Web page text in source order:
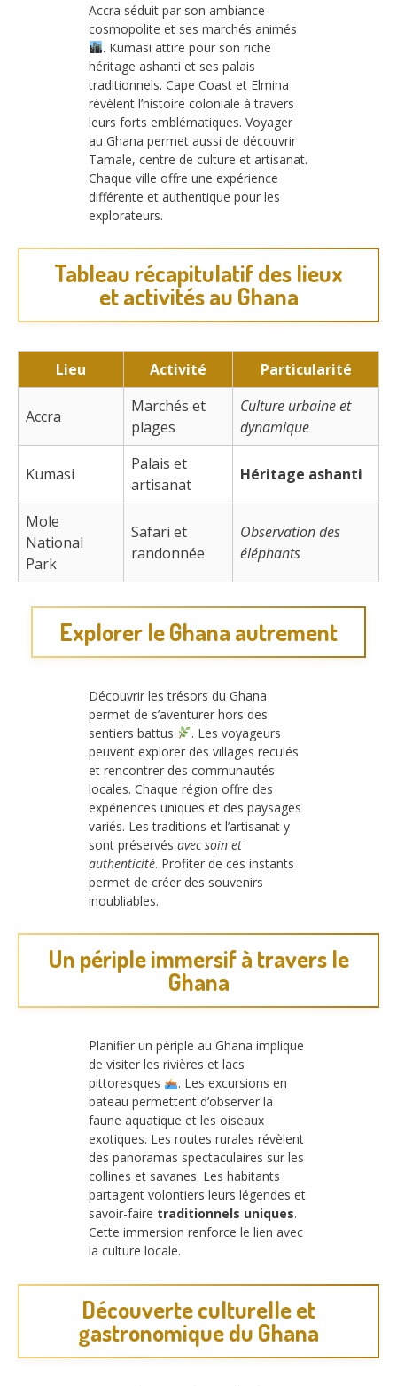
Accra séduit par son ambiance
cosmopolite et ses marchés animés
. Kumasi attire pour son riche
héritage ashanti et ses palais
traditionnels. Cape Coast et Elmina
révèlent l’histoire coloniale à travers
leurs forts emblématiques. Voyager
au Ghana permet aussi de découvrir
Tamale, centre de culture et artisanat.
Chaque ville offre une expérience
différente et authentique pour les
explorateurs.
Tableau récapitulatif des lieux
et activités au Ghana
Lieu Activité Particularité
Accra
Marchés et
plages
Culture urbaine et
dynamique
Kumasi
Palais et
artisanat
Héritage ashanti
Mole
National
Park
Safari et
randonnée
Observation des
éléphants
Explorer le Ghana autrement
Découvrir les trésors du Ghana
permet de s’aventurer hors des
sentiers battus
. Les voyageurs
peuvent explorer des villages reculés
et rencontrer des communautés
locales. Chaque région offre des
expériences uniques et des paysages
variés. Les traditions et l’artisanat y
sont préservés avec soin et
authenticité. Profiter de ces instants
permet de créer des souvenirs
inoubliables.
Un périple immersif à travers le
Ghana
Planifier un périple au Ghana implique
de visiter les rivières et lacs
pittoresques
. Les excursions en
bateau permettent d’observer la
faune aquatique et les oiseaux
exotiques. Les routes rurales révèlent
des panoramas spectaculaires sur les
collines et savanes. Les habitants
partagent volontiers leurs légendes et
savoir-faire traditionnels uniques.
Cette immersion renforce le lien avec
la culture locale.
Découverte culturelle et
gastronomique du Ghana